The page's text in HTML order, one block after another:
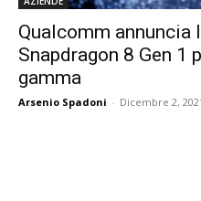
Qualcomm
Snapdragon 8 Gen 1
gamma
Arsenio Spadoni - Dicembre 2,